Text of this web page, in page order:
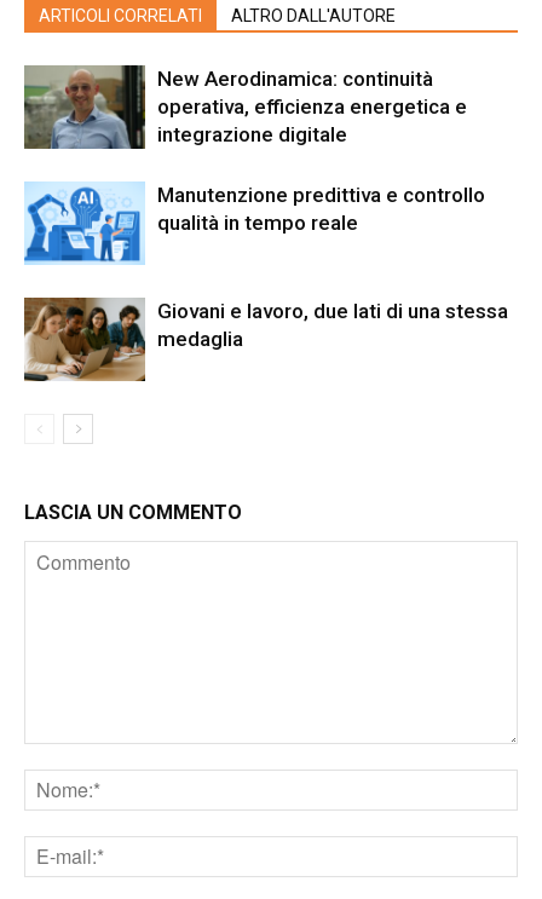
ARTICOLI CORRELATI ALTRO DALL'AUTORE
New Aerodinamica: continuità
operativa, efficienza energetica e
integrazione digitale
Manutenzione predittiva e controllo
qualità in tempo reale
Giovani e lavoro, due lati di una stessa
medaglia
LASCIA UN COMMENTO